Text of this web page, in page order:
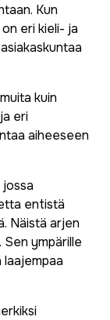
Kun
eri kieli- ja
kuin
eri
aiheeseen
entistä
Näistä arjen
Sen ympärille